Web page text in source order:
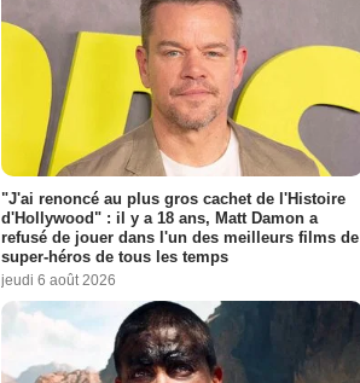
"J'ai renoncé au plus gros cachet de l'Histoire
d'Hollywood" : il y a 18 ans, Matt Damon a
refusé de jouer dans l'un des meilleurs films de
super-héros de tous les temps
jeudi 6 août 2026